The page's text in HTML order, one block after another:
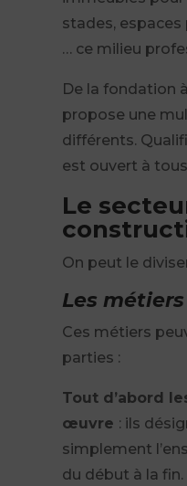
stades, espaces
… ce milieu
De la fondation
propose une
différents.
est ouvert à
Le
On peut le
Les
Ces métiers
parties :
Tout d’abord
œuvre : ils
simplement
du début à la fin.